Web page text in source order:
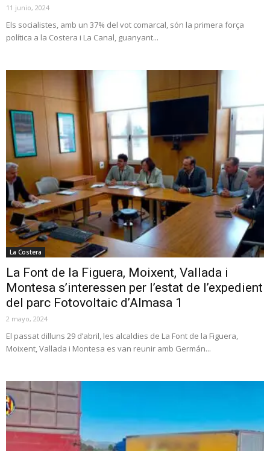
11 junio, 2024
Els socialistes, amb un 37% del vot comarcal, són la primera força
política a la Costera i La Canal, guanyant...
La Costera
La Font de la Figuera, Moixent, Vallada i
Montesa s’interessen per l’estat de l’expedient
del parc Fotovoltaic d’Almasa 1
2 mayo, 2024
El passat dilluns 29 d’abril, les alcaldies de La Font de la Figuera,
Moixent, Vallada i Montesa es van reunir amb Germán...